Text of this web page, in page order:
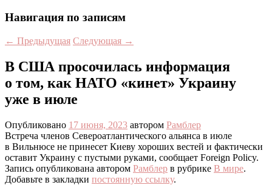
Навигация по записям
← Предыдущая Следующая →
В США просочилась информация
о том, как НАТО «кинет» Украину
уже в июле
Опубликовано 17 июня, 2023 автором Рамблер
Встреча членов Североатлантического альянса в июле
в Вильнюсе не принесет Киеву хороших вестей и фактически
оставит Украину с пустыми руками, сообщает Foreign Policy.
Запись опубликована автором Рамблер в рубрике В мире.
Добавьте в закладки постоянную ссылку.